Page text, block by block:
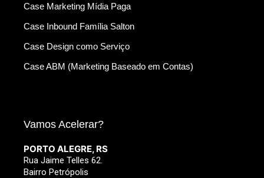
Case Marketing Mídia Paga
Case Inbound Família Salton
Case Design como Serviço
Case ABM (Marketing Baseado em Contas)
Vamos Acelerar?
PORTO ALEGRE, RS
Rua Jaime Telles 62.
Bairro Petrópolis